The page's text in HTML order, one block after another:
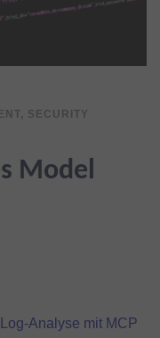
, SECURITY
Model
Analyse mit MCP